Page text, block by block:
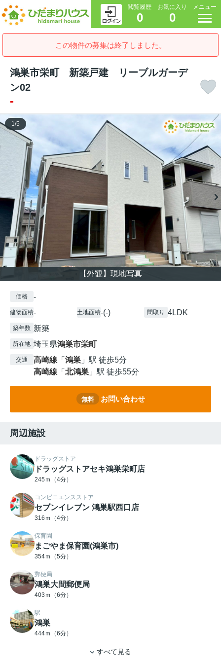
閲覧履歴
0
お気に入り
0
メニュー
この物件の募集は終了しました。
鴻巣市栄町 新築戸建 リーブルガーデ
ン02
-
【外観】現地写真
1/5
価格 -
建物面積- 土地面積-(-) 間取り 4LDK
築年数 新築
所在地 埼玉県鴻巣市栄町
交通 高崎線 「 鴻巣 」駅 徒歩5分
高崎線 「 北鴻巣 」駅 徒歩55分
無料 お問い合わせ
周辺施設
ドラッグストア
ドラッグストアセキ鴻巣栄町店
245ｍ（4分）
コンビニエンスストア
セブンイレブン 鴻巣駅西口店
316ｍ（4分）
保育園
まごやま保育園(鴻巣市)
354ｍ（5分）
郵便局
鴻巣大間郵便局
403ｍ（6分）
駅
鴻巣
444ｍ（6分）
すべて見る